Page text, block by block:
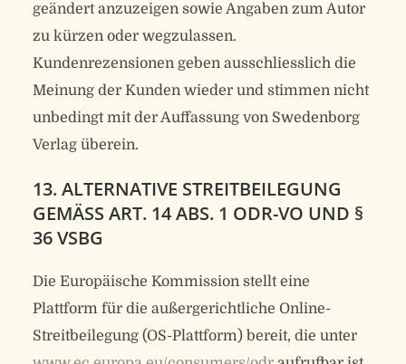
geändert anzuzeigen sowie Angaben zum Autor
zu kürzen oder wegzulassen.
Kundenrezensionen geben ausschliesslich die
Meinung der Kunden wieder und stimmen nicht
unbedingt mit der Auffassung von Swedenborg
Verlag überein.
13. ALTERNATIVE STREITBEILEGUNG
GEMÄSS ART. 14 ABS. 1 ODR-VO UND § 3
6 VSBG
Die Europäische Kommission stellt eine
Plattform für die außergerichtliche Online-
Streitbeilegung (OS-Plattform) bereit, die unter